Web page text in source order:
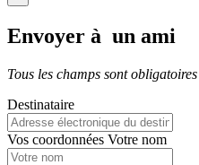
Envoyer à un ami
Tous les champs sont obligatoires
Destinataire
Vos coordonnées Votre nom